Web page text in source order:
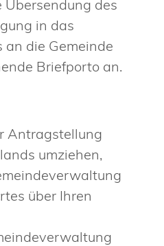
Übersendung des
in das
die Gemeinde
Briefporto an.
Antragstellung
umziehen,
über Ihren